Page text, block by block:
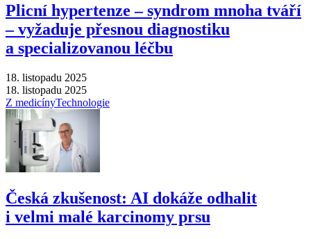
Plicní hypertenze –⁠ syndrom mnoha tváří
–⁠ vyžaduje přesnou diagnostiku
a specializovanou léčbu
18. listopadu 2025
18. listopadu 2025
Z medicínyTechnologie
Česká zkušenost: AI dokáže odhalit
i velmi malé karcinomy prsu